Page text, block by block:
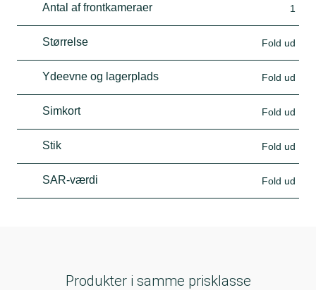
Antal af frontkameraer 1
Størrelse Fold ud
Ydeevne og lagerplads Fold ud
Simkort Fold ud
Stik Fold ud
SAR-værdi Fold ud
Produkter i samme prisklasse